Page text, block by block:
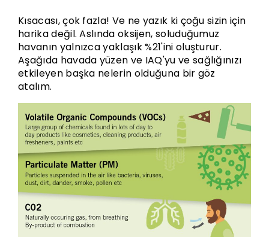
Kısacası, çok fazla! Ve ne yazık ki çoğu sizin için
harika değil. Aslında oksijen, soluduğumuz
havanın yalnızca yaklaşık %21'ini oluşturur.
Aşağıda havada yüzen ve IAQ'yu ve sağlığınızı
etkileyen başka nelerin olduğuna bir göz
atalım.